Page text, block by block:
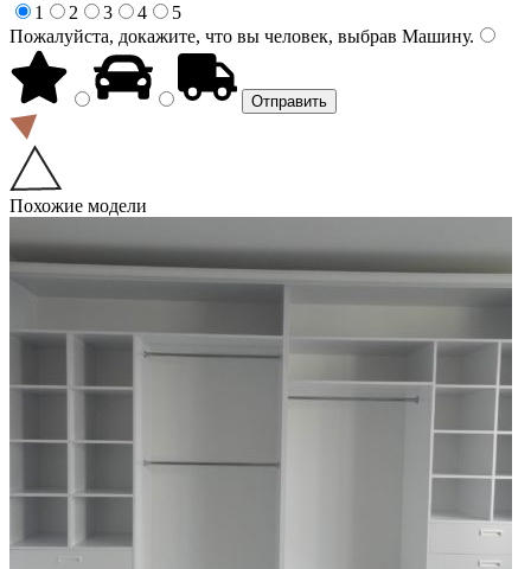
1
2 3 4
5
Пожалуйста, докажите, что вы человек, выбрав Машину.
Похожие модели